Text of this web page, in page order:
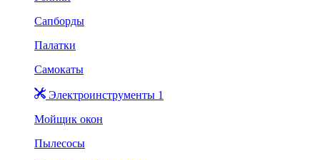
Сапборды
Палатки
Самокаты
Электроинструменты 1
Мойщик окон
Пылесосы